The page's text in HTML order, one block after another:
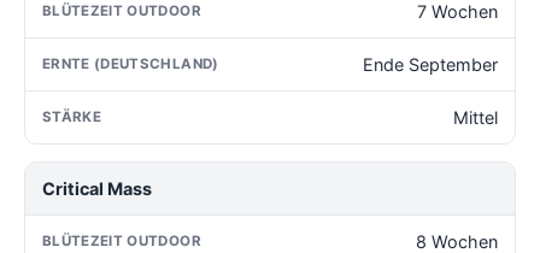
7 Wochen
Ende September
Mittel
Critical Mass
8 Wochen